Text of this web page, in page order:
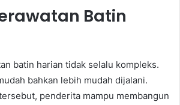
Batin
batin harian tidak selalu kompleks.
bahkan lebih mudah dijalani.
penderita mampu membangun